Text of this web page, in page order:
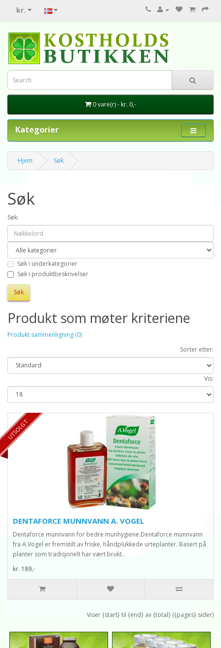
kr.
0 vare(r) - kr. 0,-
Kategorier
Hjem Søk
Søk
Søk:
Søk i underkategorier
Søk i produktbeskrivelser
Produkt som møter kriteriene
Produkt sammenligning (0)
Sorter etter:
Vis:
UTSOLGT
DENTAFORCE MUNNVANN A. VOGEL
Dentaforce munnvann for bedre munhygiene.Dentaforce munnvann
fra A.Vogel er fremstilt av friske, håndplukkede urteplanter. Basert på
planter som tradisjonelt har vært brukt..
kr. 189,-
Viser {start} til {end} av {total} ({pages} sider)